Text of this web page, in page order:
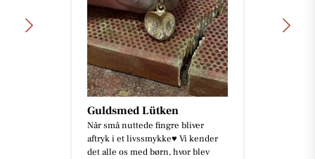
Guldsmed Lütken
Når små nuttede fingre bliver
aftryk i et livssmykke♥️ Vi kender
det alle os med børn, hvor blev